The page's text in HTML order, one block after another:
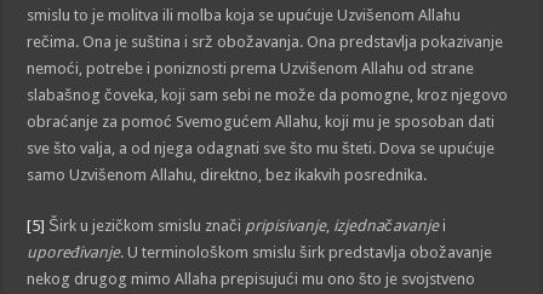
smislu to je molitva ili molba koja se upućuje Uzvišenom Allahu
rečima. Ona je suština i srž obožavanja. Ona predstavlja pokazivanje
nemoći, potrebe i poniznosti prema Uzvišenom Allahu od strane
slabašnog čoveka, koji sam sebi ne može da pomogne, kroz njegovo
obraćanje za pomoć Svemogućem Allahu, koji mu je sposoban dati
sve što valja, a od njega odagnati sve što mu šteti. Dova se upućuje
samo Uzvišenom Allahu, direktno, bez ikakvih posrednika.
[5] Širk u jezičkom smislu znači pripisivanje, izjednačavanjei
upoređivanje. U terminološkom smislu širk predstavlja obožavanje
nekog drugog mimo Allaha prepisujući mu ono što je svojstveno